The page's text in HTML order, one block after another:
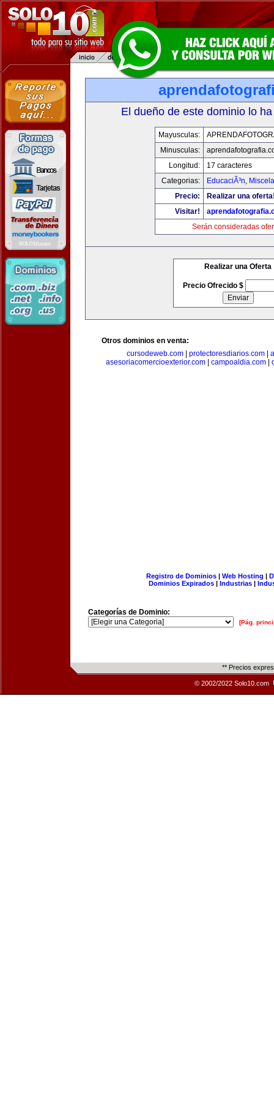
El dueño de este dominio lo
Mayusculas:
Minusculas:
Longitud:
17 caracteres
Categorias:
EducaciÃ³n,
Precio:
Realizar una
Visitar!
Serán consideradas
Realizar una Oferta
Precio Ofrecido $
Otros dominios en venta:
cursodeweb.com
protectoresdiarios.com
asesoriacomercioexterior.com
campoaldia.com
Registro de Dominios| Web Hosting |
Dominios Expirados | Industrias |
Categorías de Dominio:
[Pág.
** Precios
© 2002/2022 Solo10.com